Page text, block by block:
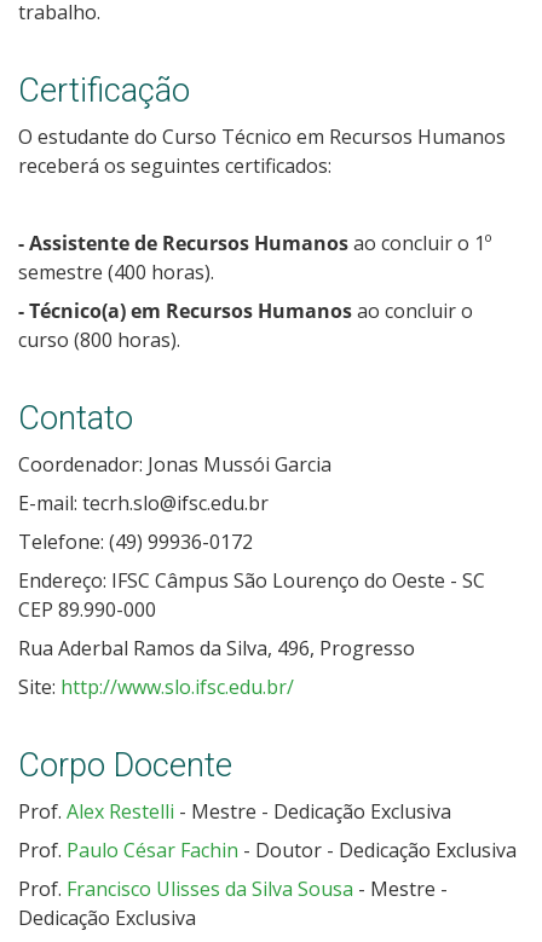
trabalho.
Certificação
O estudante do Curso Técnico em Recursos Humanos
receberá os seguintes certificados:
- Assistente de Recursos Humanosao concluir o 1º
semestre (400 horas).
- Técnico(a) em Recursos Humanosao concluir o
curso (800 horas).
Contato
Coordenador: Jonas Mussói Garcia
E-mail: tecrh.slo@ifsc.edu.br
Telefone: (49) 99936-0172
Endereço: IFSC Câmpus São Lourenço do Oeste - SC
CEP 89.990-000
Rua Aderbal Ramos da Silva, 496, Progresso
Site: http://www.slo.ifsc.edu.br/
Corpo Docente
Prof. Alex Restelli - Mestre - Dedicação Exclusiva
Prof. Paulo César Fachin - Doutor - Dedicação Exclusiva
Prof. Francisco Ulisses da Silva Sousa - Mestre -
Dedicação Exclusiva